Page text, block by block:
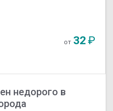
от 32₽
недорого в